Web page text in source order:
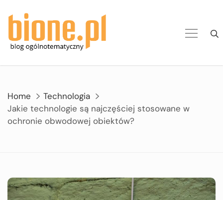
Home
Technologia
Jakie technologie są najczęściej stosowane w
ochronie obwodowej obiektów?